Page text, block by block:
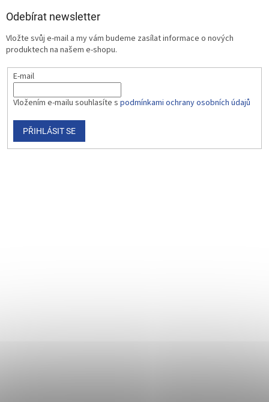
Odebírat newsletter
Vložte svůj e-mail a my vám budeme zasílat informace o nových
produktech na našem e-shopu.
E-mail
Vložením e-mailu souhlasíte s podmínkami ochrany osobních údajů
PŘIHLÁSIT SE